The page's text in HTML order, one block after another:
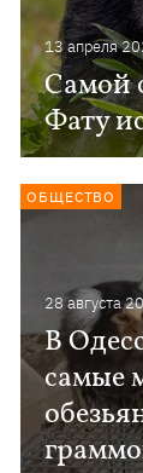
13 апреля
Самой
Фату
28 августа
В
самые
ОБЩЕСТВО